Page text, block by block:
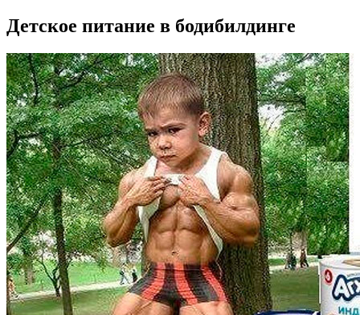
Детское питание в бодибилдинге